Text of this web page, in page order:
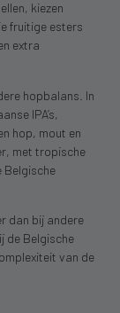
kiezen
fruitige esters
extra
hopbalans. In
IPA’s,
hop, mout en
met tropische
Belgische
dan bij andere
de Belgische
van de